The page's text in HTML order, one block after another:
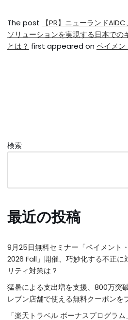
The post
【PR】ニューランド
ソリューションを実現する日本での
とは？ first appeared on ペイメン
検索
最近の投稿
9月25日無料セミナー「ペイメント
2026 Fall」開催、巧妙化する不正に
リティ対策は？
猛暑による支出増を支援、800万突
レブン店舗で使える無料クーポンを
「楽天トラベル ボーナスプログラ